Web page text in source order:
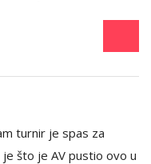
turnir je spas za
što je AV pustio ovo u